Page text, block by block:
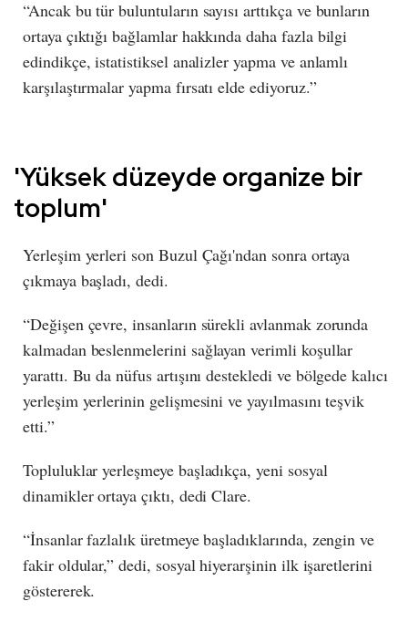
“Ancak bu tür buluntuların sayısı arttıkça ve bunların
ortaya çıktığı bağlamlar hakkında daha fazla bilgi
edindikçe, istatistiksel analizler yapma ve anlamlı
karşılaştırmalar yapma fırsatı elde ediyoruz.”
'Yüksek düzeyde organize bir
toplum'
Yerleşim yerleri son Buzul Çağı'ndan sonra ortaya
çıkmaya başladı, dedi.
“Değişen çevre, insanların sürekli avlanmak zorunda
kalmadan beslenmelerini sağlayan verimli koşullar
yarattı. Bu da nüfus artışını destekledi ve bölgede kalıcı
yerleşim yerlerinin gelişmesini ve yayılmasını teşvik
etti.”
Topluluklar yerleşmeye başladıkça, yeni sosyal
dinamikler ortaya çıktı, dedi Clare.
“İnsanlar fazlalık üretmeye başladıklarında, zengin ve
fakir oldular,” dedi, sosyal hiyerarşinin ilk işaretlerini
göstererek.